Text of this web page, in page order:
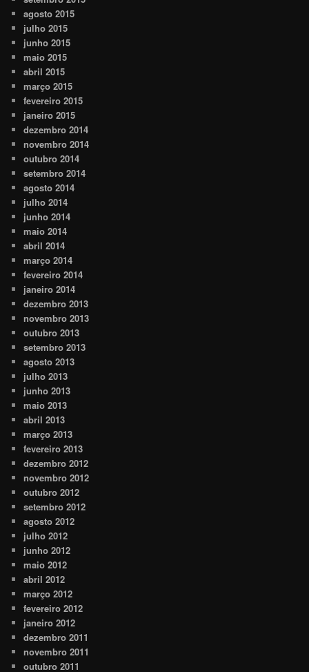
agosto 2015
julho 2015
junho 2015
maio 2015
abril 2015
março 2015
fevereiro 2015
janeiro 2015
dezembro 2014
novembro 2014
outubro 2014
setembro 2014
agosto 2014
julho 2014
junho 2014
maio 2014
abril 2014
março 2014
fevereiro 2014
janeiro 2014
dezembro 2013
novembro 2013
outubro 2013
setembro 2013
agosto 2013
julho 2013
junho 2013
maio 2013
abril 2013
março 2013
fevereiro 2013
dezembro 2012
novembro 2012
outubro 2012
setembro 2012
agosto 2012
julho 2012
junho 2012
maio 2012
abril 2012
março 2012
fevereiro 2012
janeiro 2012
dezembro 2011
novembro 2011
outubro 2011